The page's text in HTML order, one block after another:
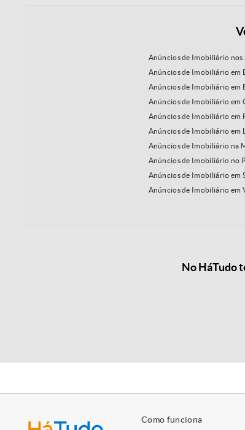
Anúncios de Imobiliário nos
Anúncios de Imobiliário em
Anúncios de Imobiliário em
Anúncios de Imobiliário em
Anúncios de Imobiliário em
Anúncios de Imobiliário em
Anúncios de Imobiliário na
Anúncios de Imobiliário no
Anúncios de Imobiliário em
Anúncios de Imobiliário em
No HáTudo
Como funciona